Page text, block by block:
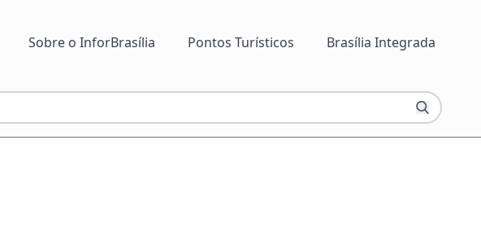
Sobre o InforBrasília Pontos Turísticos Brasília Integrada